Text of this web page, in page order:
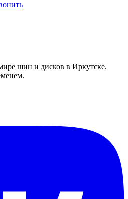
шин и дисков в Иркутске.